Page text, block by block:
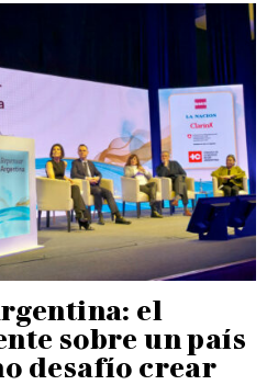
el
sobre un país
desafío crear